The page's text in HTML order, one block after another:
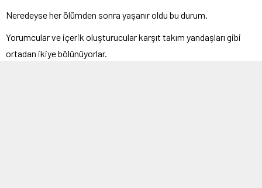
Neredeyse her ölümden sonra yaşanır oldu bu durum.
Yorumcular ve içerik oluşturucular karşıt takım yandaşları gibi
ortadan ikiye bölünüyorlar.